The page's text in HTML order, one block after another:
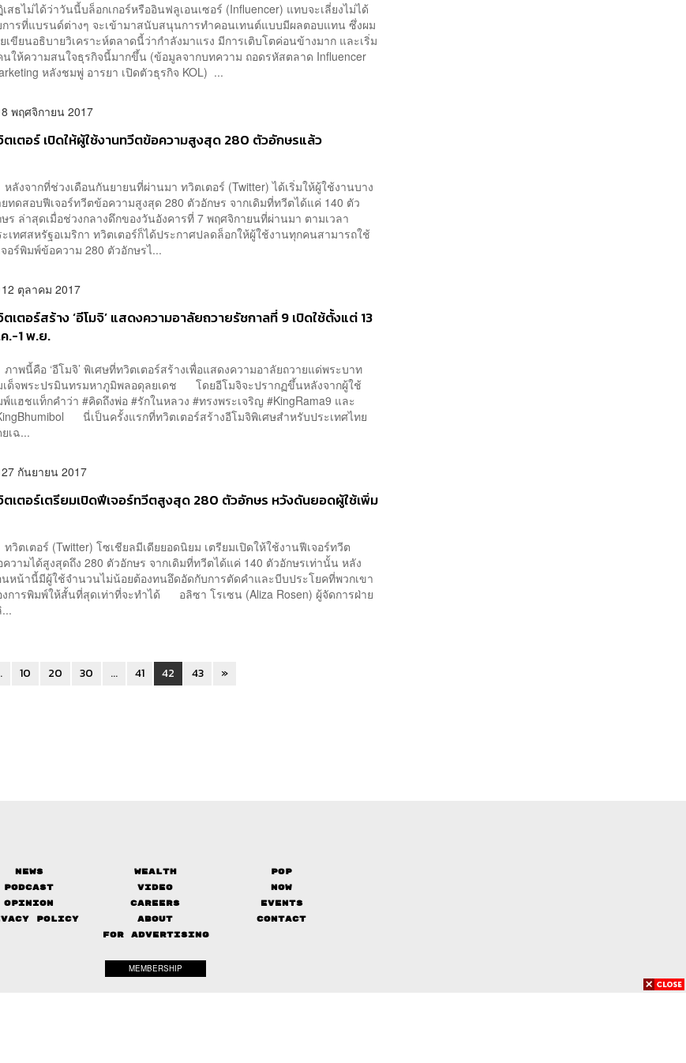
สธไม่ได้ว่าวันนี้บล็อกเกอร์หรืออินฟลูเอนเซอร์ (Influencer) แทบจะเลี่ยงไม่ได้
การที่แบรนด์ต่างๆ จะเข้ามาสนับสนุนการทำคอนเทนต์แบบมีผลตอบแทน ซึ่งผม
เขียนอธิบายวิเคราะห์ตลาดนี้ว่ากำลังมาแรง มีการเติบโตค่อนข้างมาก และเริ่ม
นให้ความสนใจธุรกิจนี้มากขึ้น (ข้อมูลจากบทความ ถอดรหัสตลาด Influencer
หลังชมพู่ อารยา เปิดตัวธุรกิจ KOL) ...
8 พฤศจิกายน 2017
ตเตอร์ เปิดให้ผู้ใช้งานทวีตข้อความสูงสุด 280 ตัวอักษรแล้ว
ลังจากที่ช่วงเดือนกันยายนที่ผ่านมา ทวิตเตอร์ (Twitter) ได้เริ่มให้ผู้ใช้งานบาง
ยทดสอบฟีเจอร์ทวีตข้อความสูงสุด 280 ตัวอักษร จากเดิมที่ทวีตได้แค่ 140 ตัว
ษร ล่าสุดเมื่อช่วงกลางดึกของวันอังคารที่ 7 พฤศจิกายนที่ผ่านมา ตามเวลา
เทศสหรัฐอเมริกา ทวิตเตอร์ก็ได้ประกาศปลดล็อกให้ผู้ใช้งานทุกคนสามารถใช้
อร์พิมพ์ข้อความ 280 ตัวอักษรไ...
12 ตุลาคม 2017
ตเตอร์สร้าง ‘อีโมจิ’ แสดงความอาลัยถวายรัชกาลที่ 9 เปิดใช้ตั้งแต่ 13
.-1 พ.ย.
าพนี้คือ ‘อีโมจิ’ พิเศษที่ทวิตเตอร์สร้างเพื่อแสดงความอาลัยถวายแด่พระบาท
เด็จพระปรมินทรมหาภูมิพลอดุลยเดช โดยอีโมจิจะปรากฏขึ้นหลังจากผู้ใช้
แฮชแท็กคำว่า #คิดถึงพ่อ #รักในหลวง #ทรงพระเจริญ #KingRama9 และ
นี่เป็นครั้งแรกที่ทวิตเตอร์สร้างอีโมจิพิเศษสำหรับประเทศไทย
เฉ...
27 กันยายน 2017
ตเตอร์เตรียมเปิดฟีเจอร์ทวีตสูงสุด 280 ตัวอักษร หวังดันยอดผู้ใช้เพิ่ม
วิตเตอร์ (Twitter) โซเชียลมีเดียยอดนิยม เตรียมเปิดให้ใช้งานฟีเจอร์ทวีต
วามได้สูงสุดถึง 280 ตัวอักษร จากเดิมที่ทวีตได้แค่ 140 ตัวอักษรเท่านั้น หลัง
นหน้านี้มีผู้ใช้จำนวนไม่น้อยต้องทนอึดอัดกับการตัดคำและบีบประโยคที่พวกเขา
งการพิมพ์ให้สั้นที่สุดเท่าที่จะทำได้ อลิซา โรเซน (Aliza Rosen) ผู้จัดการฝ่าย
10 20 30 ... 41 42 43 »
News Wealth
Pop
Podcast
Video
Now
Opinion
Careers
Events
Policy
About
Contact
FOR ADVERTISING
MEMBERSHIP